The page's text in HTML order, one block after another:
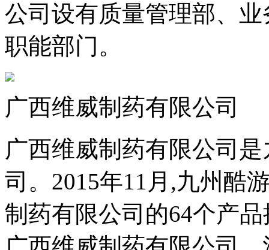
公司设有质量管理部、业
职能部门。
广西维威制药有限公司
广西维威制药有限公司
司。2015年11月,九州酷
制药有限公司的64个产